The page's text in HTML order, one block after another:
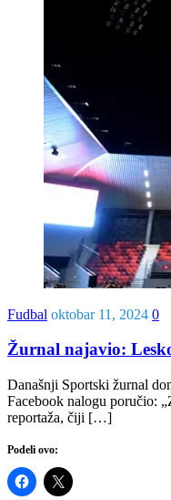
Fudbal oktobar 11, 2024 0
Žurnal najavio:
Današnji Sportski žurnal
Facebook nalogu poručio:
reportaža, čiji […]
Podeli ovo: